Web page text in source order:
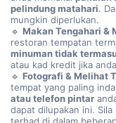
pelindung matahari.
mungkin diperlukan.
🔹 Makan Tengahari &
restoran tempatan
minuman tidak
atau kad kredit jika
🔹 Fotografi & Melihat
tempat yang paling
atau telefon pintar
dapat dilupakan ini.